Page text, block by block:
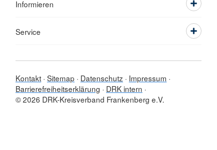
Informieren
Service
Kontakt Sitemap Datenschutz
Impressum
Barrierefreiheitserklärung
DRK intern
© 2026 DRK-Kreisverband Frankenberg e.V.